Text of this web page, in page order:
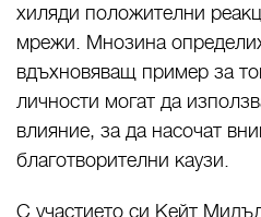
хиляди положителни
мрежи. Мнозина
вдъхновяващ пример за
личности могат да
влияние, за да насочат
благотворителни каузи.
С участието си Кейт